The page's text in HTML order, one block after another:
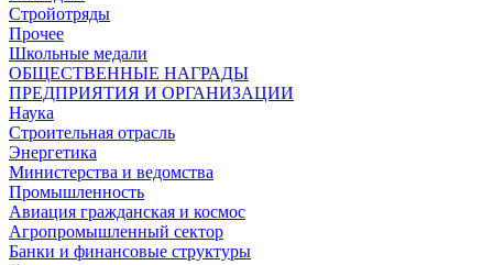
Стройотряды
Прочее
Школьные медали
ОБЩЕСТВЕННЫЕ НАГРАДЫ
ПРЕДПРИЯТИЯ И ОРГАНИЗАЦИИ
Наука
Строительная отрасль
Энергетика
Министерства и ведомства
Промышленность
Авиация гражданская и космос
Агропромышленный сектор
Банки и финансовые структуры